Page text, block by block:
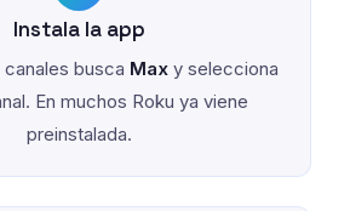
Instala la app
canales busca Max y selecciona
En muchos Roku ya viene
preinstalada.